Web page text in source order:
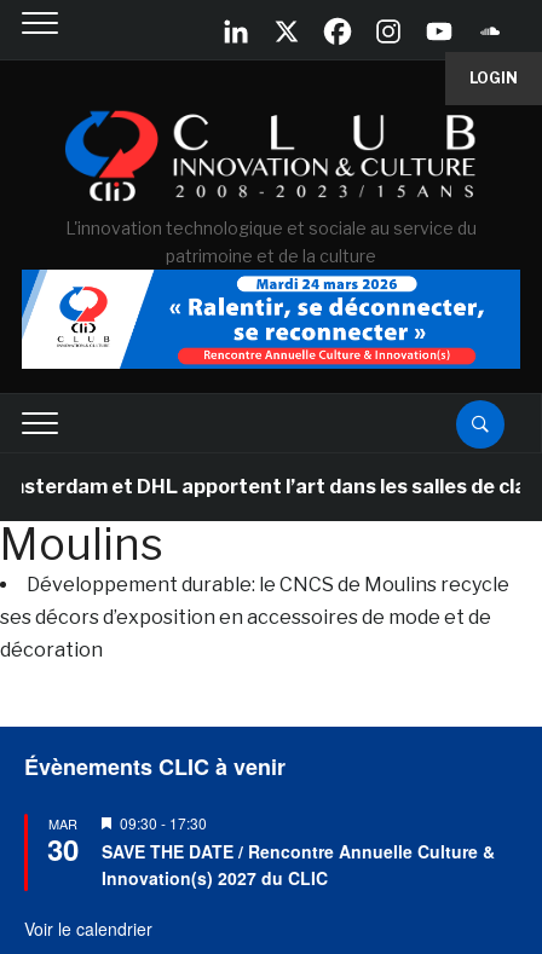
LOGIN
L'innovation technologique et sociale au service du
patrimoine et de la culture
et DHL apportent l’art dans les salles de
Moulins
Développement durable: le CNCS de Moulins recycle
ses décors d’exposition en accessoires de mode et de
décoration
Évènements CLIC à venir
MAR
30
Mis
en
avant
09:30 - 17:30
SAVE THE DATE / Rencontre Annuelle Culture &
Innovation(s) 2027 du CLIC
Voir le calendrier